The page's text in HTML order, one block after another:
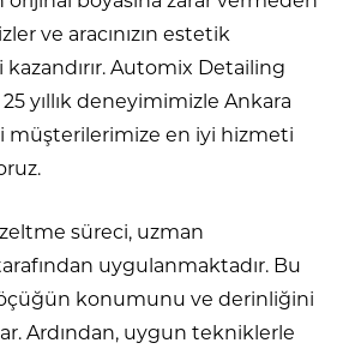
ve aracınızın estetik
Automix Detailing
yıllık deneyimimizle Ankara
müşterilerimize en iyi hizmeti
süreci, uzman
uygulanmaktadır. Bu
konumunu ve derinliğini
Ardından, uygun tekniklerle